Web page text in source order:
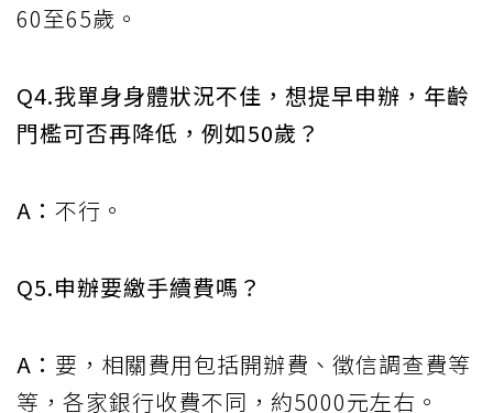
60至65歲。
Q4.我單身身體狀況不佳，想提早申辦，年齡
門檻可否再降低，例如50歲？
A： 不行。
Q5.申辦要繳手續費嗎？
A： 要，相關費用包括開辦費、徵信調查費等
等，各家銀行收費不同，約5000元左右。